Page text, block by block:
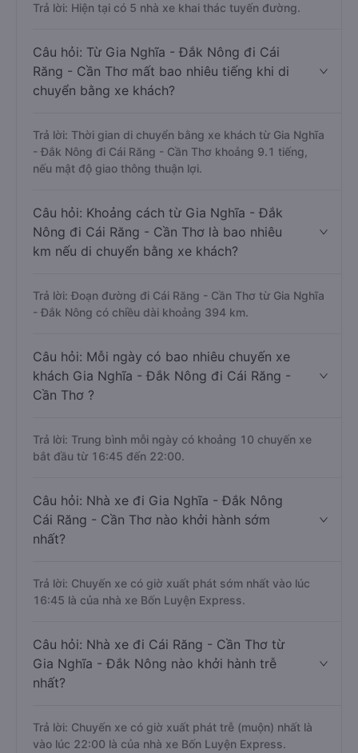
Trả lời: Hiện tại có 5 nhà xe khai thác tuyến đường.
Câu hỏi: Từ Gia Nghĩa - Đắk Nông đi Cái
Răng - Cần Thơ mất bao nhiêu tiếng khi di
chuyển bằng xe khách?
Trả lời: Thời gian di chuyển bằng xe khách từ Gia Nghĩa
- Đắk Nông đi Cái Răng - Cần Thơ khoảng 9.1 tiếng,
nếu mật độ giao thông thuận lợi.
Câu hỏi: Khoảng cách từ Gia Nghĩa - Đắk
Nông đi Cái Răng - Cần Thơ là bao nhiêu
km nếu di chuyển bằng xe khách?
Trả lời: Đoạn đường đi Cái Răng - Cần Thơ từ Gia Nghĩa
- Đắk Nông có chiều dài khoảng 394 km.
Câu hỏi: Mỗi ngày có bao nhiêu chuyến xe
khách Gia Nghĩa - Đắk Nông đi Cái Răng -
Cần Thơ ?
Trả lời: Trung bình mỗi ngày có khoảng 10 chuyến xe
bắt đầu từ 16:45 đến 22:00.
Câu hỏi: Nhà xe đi Gia Nghĩa - Đắk Nông
Cái Răng - Cần Thơ nào khởi hành sớm
nhất?
Trả lời: Chuyến xe có giờ xuất phát sớm nhất vào lúc
16:45 là của nhà xe Bốn Luyện Express.
Câu hỏi: Nhà xe đi Cái Răng - Cần Thơ từ
Gia Nghĩa - Đắk Nông nào khởi hành trễ
nhất?
Trả lời: Chuyến xe có giờ xuất phát trễ (muộn) nhất là
vào lúc 22:00 là của nhà xe Bốn Luyện Express.